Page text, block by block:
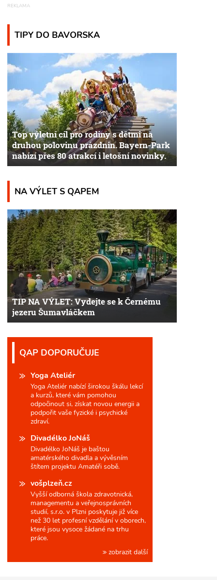
TIPY DO BAVORSKA
Top výletní cíl pro rodiny s dětmi na
druhou polovinu prázdnin. Bayern-Park
nabízí přes 80 atrakcí i letošní novinky.
NA VÝLET S QAPEM
TIP NA VÝLET: Vydejte se k Černému
jezeru Šumavláčkem
QAP DOPORUČUJE
Yoga Ateliér
Yoga Ateliér nabízí širokou škálu lekcí
a kurzů, které vám pomohou
odpočinout si, získat novou energii a
podpořit vaše fyzické i psychické
zdraví.
Divadélko JoNáš
Divadélko JoNáš je baštou
amatérského divadla a vývěsním
štítem projektu Amatéři sobě.
vošplzeň.cz
Vyšší odborná škola zdravotnická,
managementu a veřejnosprávních
studií, s.r.o. v Plzni poskytuje již více
než 30 let profesní vzdělání v oborech,
které jsou vysoce žádané na trhu
práce.
zobrazit další